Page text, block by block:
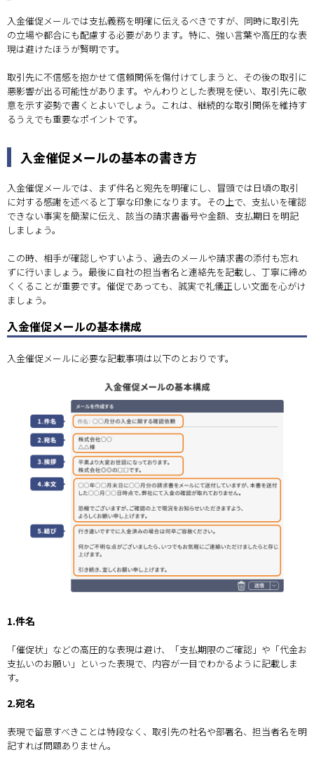
入金催促メールでは支払義務を明確に伝えるべきですが、同時に取引先
の立場や都合にも配慮する必要があります。特に、強い言葉や高圧的な表
現は避けたほうが賢明です。
取引先に不信感を抱かせて信頼関係を傷付けてしまうと、その後の取引に
悪影響が出る可能性があります。やんわりとした表現を使い、取引先に敬
意を示す姿勢で書くとよいでしょう。これは、継続的な取引関係を維持す
るうえでも重要なポイントです。
入金催促メールの基本の書き方
入金催促メールでは、まず件名と宛先を明確にし、冒頭では日頃の取引
に対する感謝を述べると丁寧な印象になります。その上で、支払いを確認
できない事実を簡潔に伝え、該当の請求書番号や金額、支払期日を明記
しましょう。
この時、相手が確認しやすいよう、過去のメールや請求書の添付も忘れ
ずに行いましょう。最後に自社の担当者名と連絡先を記載し、丁寧に締め
くくることが重要です。催促であっても、誠実で礼儀正しい文面を心がけ
ましょう。
入金催促メールの基本構成
入金催促メールに必要な記載事項は以下のとおりです。
1.件名
「催促状」などの高圧的な表現は避け、「支払期限のご確認」や「代金お
支払いのお願い」といった表現で、内容が一目でわかるように記載しま
す。
2.宛名
表現で留意すべきことは特段なく、取引先の社名や部署名、担当者名を明
記すれば問題ありません。